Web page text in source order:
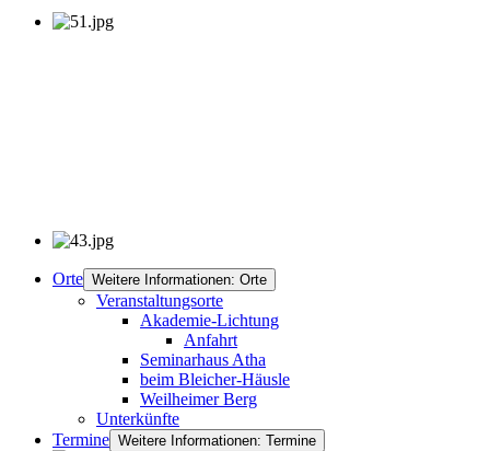
Orte Weitere Informationen: Orte
Veranstaltungsorte
Akademie-Lichtung
Anfahrt
Seminarhaus Atha
beim Bleicher-Häusle
Weilheimer Berg
Unterkünfte
Termine Weitere Informationen: Termine